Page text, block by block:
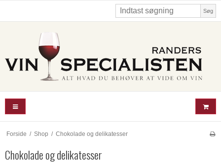
Søg
Forside / Shop / Chokolade og delikatesser
Chokolade og delikatesser